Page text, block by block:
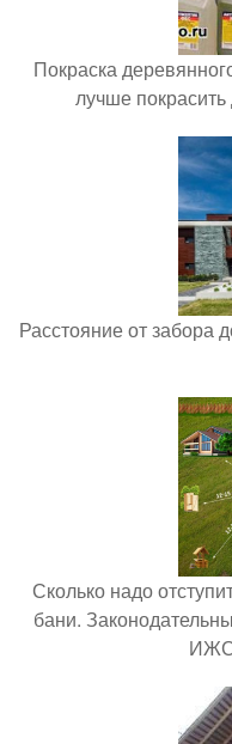
Покраска
лучше
Расстояние от забора
Сколько надо
бани.